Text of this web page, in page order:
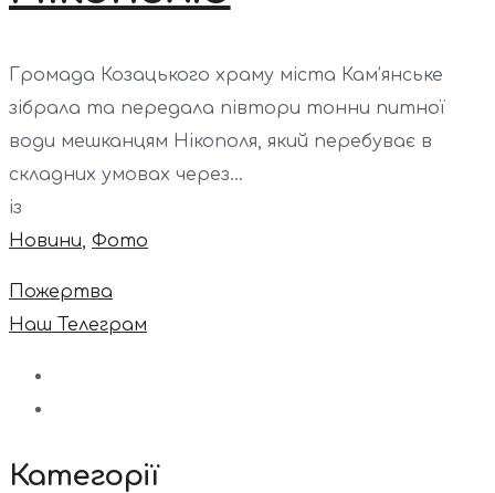
Громада Козацького храму міста Кам’янське
зібрала та передала півтори тонни питної
води мешканцям Нікополя, який перебуває в
складних умовах через...
із
Новини, Фото
Пожертва
Наш Телеграм
Категорії